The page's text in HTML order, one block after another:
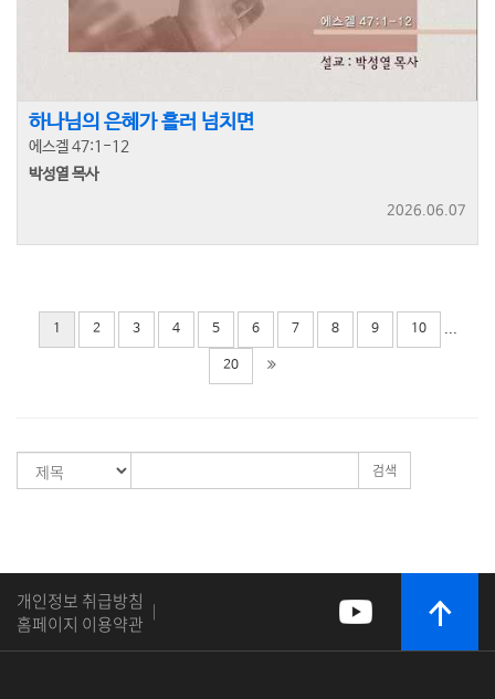
하나님의 은혜가 흘러 넘치면
에스겔 47:1-12
박성열 목사
2026.06.07
1 2 3 4 5 6 7 8 9 10 ...
20
검색
개인정보 취급방침 |
홈페이지 이용약관